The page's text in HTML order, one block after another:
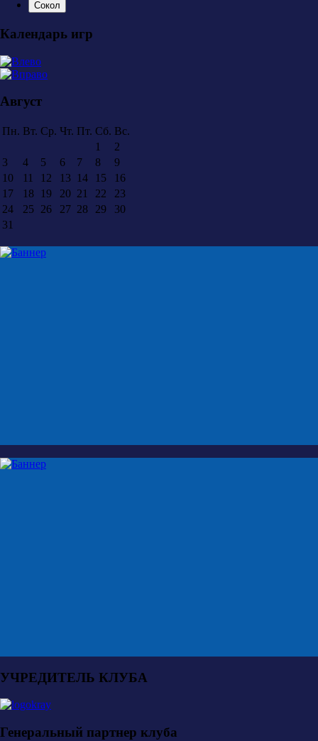
Сокол
Календарь игр
Август
Пн. Вт. Ср. Чт. Пт. Сб. Вс.
1
2
3
4 5 6 7 8
9
10
11 12 13 14 15
16
17
18 19 20 21 22
23
24
25 26 27 28 29
30
31
УЧРЕДИТЕЛЬ КЛУБА
Генеральный партнер клуба